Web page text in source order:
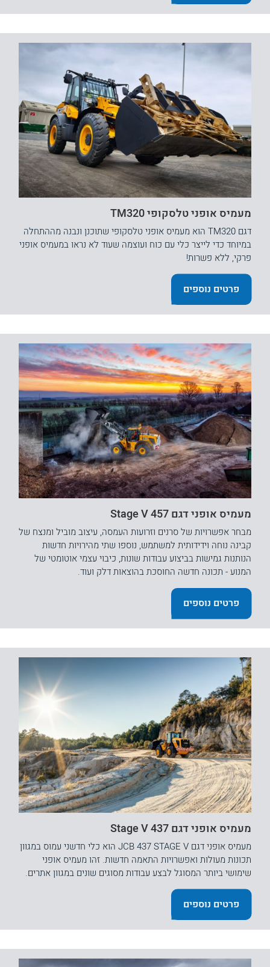
מעמיס אופני טלסקופי TM320
דגם TM320 הוא מעמיס אופני טלסקופי שתוכנן ונבנה מההתחלה
במיוחד כדי לייצר כלי עם כוח ועוצמה שעוד לא נראו במעמיס אופני
פרקי, ללא פשרות!
פרטים נוספים
מעמיס אופני דגם 457 Stage V
מבחר אפשרויות של סרנים וזרועות העמסה, עיצוב מוביל ומנצח של
קבינה נוחה וידידותית למשתמש, נוספו שתי מהירויות חדשות
הנותנות גמישות בביצוע עבודות שונות, כיבוי עצמי אוטומטי של
המנוע - תכונה חדשה החוסכת בהוצאות דלק ועוד.
פרטים נוספים
מעמיס אופני דגם 437 Stage V
מעמיס אופני דגם JCB 437 STAGE V הוא כלי חדשני עמוס במגוון
תכונות מעולות ואפשרויות התאמה חדשות. זהו מעמיס אופני
שימושי ביותר המסוגל לבצע עבודות מסוגים שונים במגוון אתרים.
פרטים נוספים